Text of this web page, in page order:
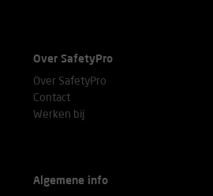
Over SafetyPro
Over SafetyPro
Contact
Werken bij
Algemene info